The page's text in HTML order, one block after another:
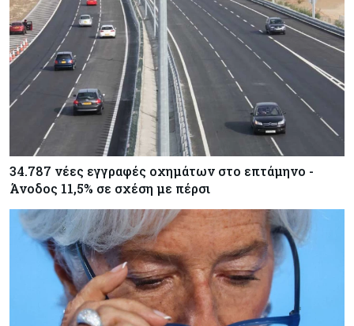
34.787 νέες εγγραφές οχημάτων στο επτάμηνο -
Άνοδος 11,5% σε σχέση με πέρσι